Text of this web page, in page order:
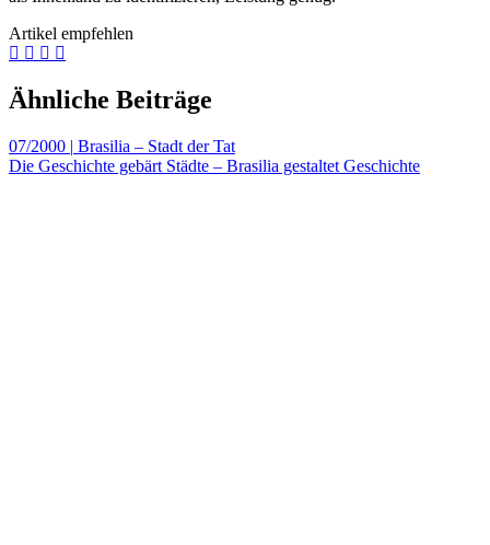
Artikel empfehlen
Ähnliche Beiträge
07/2000 | Brasilia – Stadt der Tat
Die Geschichte gebärt Städte – Brasilia gestaltet Geschichte